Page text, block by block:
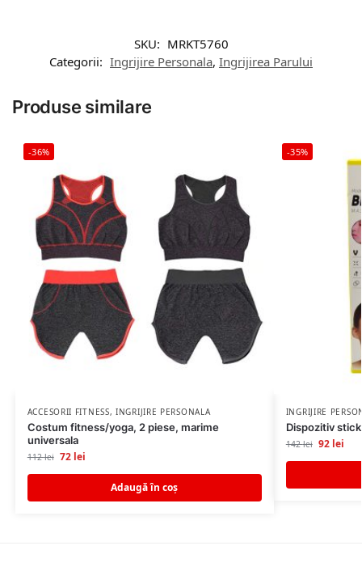
SKU: MRKT5760
Categorii: Ingrijire Personala, Ingrijirea Parului
Produse similare
-36%
ACCESORII FITNESS,INGRIJIRE PERSONALA
Costum fitness/yoga, 2 piese, marime
universala
112lei 72 lei
Adaugă în coș
-35%
INGRIJIRE
Dispozitiv
142lei 92 lei